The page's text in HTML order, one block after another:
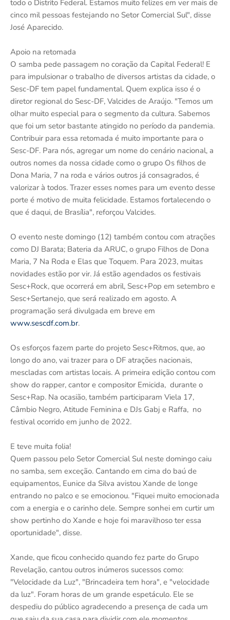
todo o Distrito Federal. Estamos muito felizes em ver mais de
cinco mil pessoas festejando no Setor Comercial Sul", disse
José Aparecido.
Apoio na retomada
O samba pede passagem no coração da Capital Federal! E
para impulsionar o trabalho de diversos artistas da cidade, o
Sesc-DF tem papel fundamental. Quem explica isso é o
diretor regional do Sesc-DF, Valcides de Araújo. "Temos um
olhar muito especial para o segmento da cultura. Sabemos
que foi um setor bastante atingido no período da pandemia.
Contribuir para essa retomada é muito importante para o
Sesc-DF. Para nós, agregar um nome do cenário nacional, a
outros nomes da nossa cidade como o grupo Os filhos de
Dona Maria, 7 na roda e vários outros já consagrados, é
valorizar à todos. Trazer esses nomes para um evento desse
porte é motivo de muita felicidade. Estamos fortalecendo o
que é daqui, de Brasília", reforçou Valcides.
O evento neste domingo (12) também contou com atrações
como DJ Barata; Bateria da ARUC, o grupo Filhos de Dona
Maria, 7 Na Roda e Elas que Toquem. Para 2023, muitas
novidades estão por vir. Já estão agendados os festivais
Sesc+Rock, que ocorrerá em abril, Sesc+Pop em setembro e
Sesc+Sertanejo, que será realizado em agosto. A
programação será divulgada em breve em
www.sescdf.com.br.
Os esforços fazem parte do projeto Sesc+Ritmos, que, ao
longo do ano, vai trazer para o DF atrações nacionais,
mescladas com artistas locais. A primeira edição contou com
show do rapper, cantor e compositor Emicida, durante o
Sesc+Rap. Na ocasião, também participaram Viela 17,
Câmbio Negro, Atitude Feminina e DJs Gabj e Raffa, no
festival ocorrido em junho de 2022.
E teve muita folia!
Quem passou pelo Setor Comercial Sul neste domingo caiu
no samba, sem exceção. Cantando em cima do baú de
equipamentos, Eunice da Silva avistou Xande de longe
entrando no palco e se emocionou. "Fiquei muito emocionada
com a energia e o carinho dele. Sempre sonhei em curtir um
show pertinho do Xande e hoje foi maravilhoso ter essa
oportunidade", disse.
Xande, que ficou conhecido quando fez parte do Grupo
Revelação, cantou outros inúmeros sucessos como:
"Velocidade da Luz", "Brincadeira tem hora", e "velocidade
da luz". Foram horas de um grande espetáculo. Ele se
despediu do público agradecendo a presença de cada um